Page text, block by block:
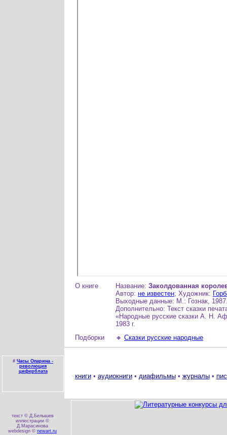
О книге Название: Заколдованная
Автор: не известен; Художник:
Выходные данные: М.: Гознак,
Дополнительно: Текст сказки
«Народные русские сказки А. Н.
1983 г.
Подборки
🔸 Сказки русские народные
# Часы Опарина -
революция
циферблата
книги• аудиокниги• диафильмы• журналы•
текст © Д.Белышев
иллюстрации ©
Д.Марасинова
webdesign © newart.ru